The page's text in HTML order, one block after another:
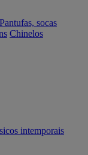
Pantufas, socas
Chinelos
intemporais